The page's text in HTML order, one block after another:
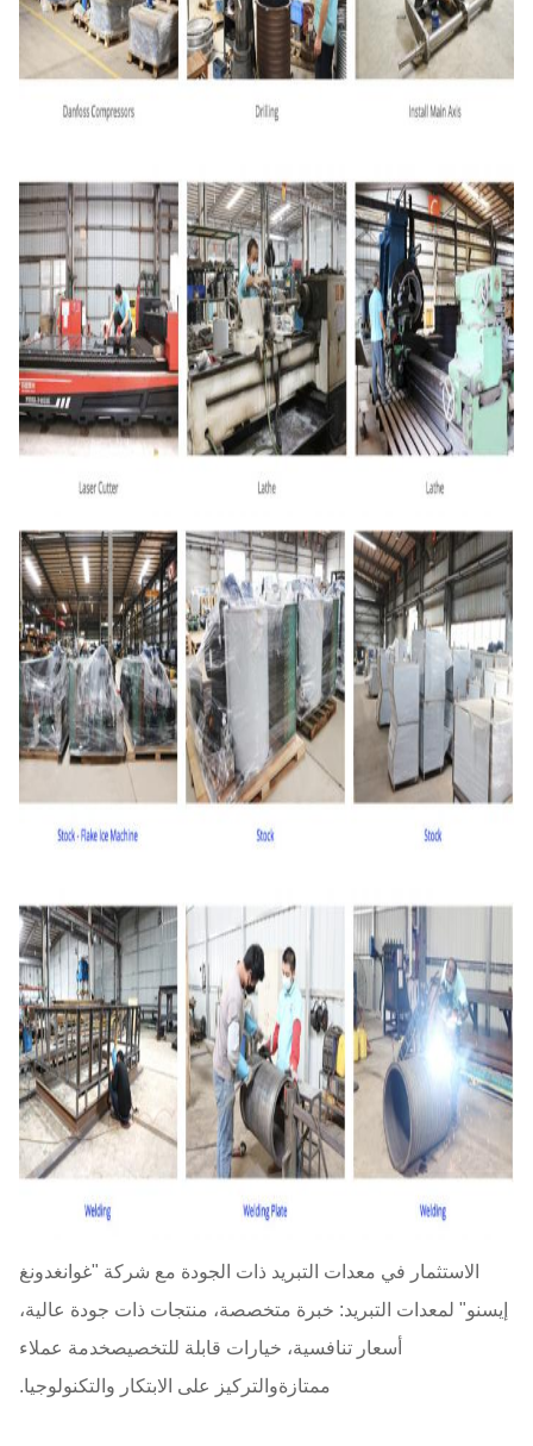
الاستثمار في معدات التبريد ذات الجودة مع شركة "غوانغدونغ
إيسنو" لمعدات التبريد: خبرة متخصصة، منتجات ذات جودة عالية،
أسعار تنافسية، خيارات قابلة للتخصيصخدمة عملاء
ممتازةوالتركيز على الابتكار والتكنولوجيا.